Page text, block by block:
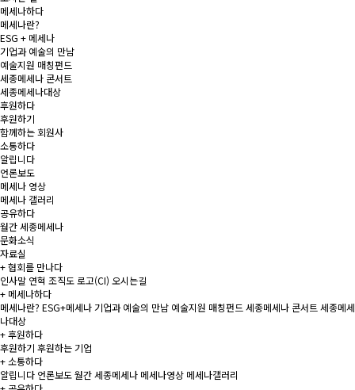
메세나하다
메세나란?
ESG + 메세나
기업과 예술의 만남
예술지원 매칭펀드
세종메세나 콘서트
세종메세나대상
후원하다
후원하기
함께하는 회원사
소통하다
알립니다
언론보도
메세나 영상
메세나 갤러리
공유하다
월간 세종메세나
문화소식
자료실
+협회를 만나다
인사말 연혁 조직도로고(CI) 오시는길
+ 메세나하다
메세나란? ESG+메세나기업과 예술의 만남 예술지원 매칭펀드 세종메세나 콘서트 세종메세
나대상
+후원하다
후원하기 후원하는 기업
+소통하다
알립니다 언론보도월간 세종메세나 메세나영상 메세나갤러리